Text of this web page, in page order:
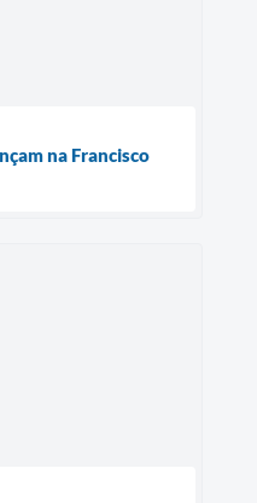
na Francisco